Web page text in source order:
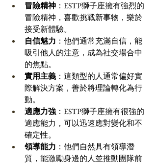
冒險精神 ：ESTP獅子座擁有強烈的
冒險精神，喜歡挑戰新事物，樂於
接受新體驗。
自信魅力 ：他們通常充滿自信，能
吸引他人的注意，成為社交場合中
的焦點。
實用主義 ：這類型的人通常偏好實
際解決方案，善於將理論轉化為行
動。
適應力強 ：ESTP獅子座擁有很強的
適應能力，可以迅速應對變化和不
確定性。
領導能力 ：他們自然具有領導潛
質，能激勵身邊的人並推動團隊前